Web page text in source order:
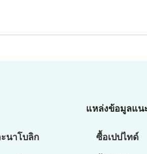
นาโบลิก
แหล่งข้อมูลแน
ซื้อเปปไทด์